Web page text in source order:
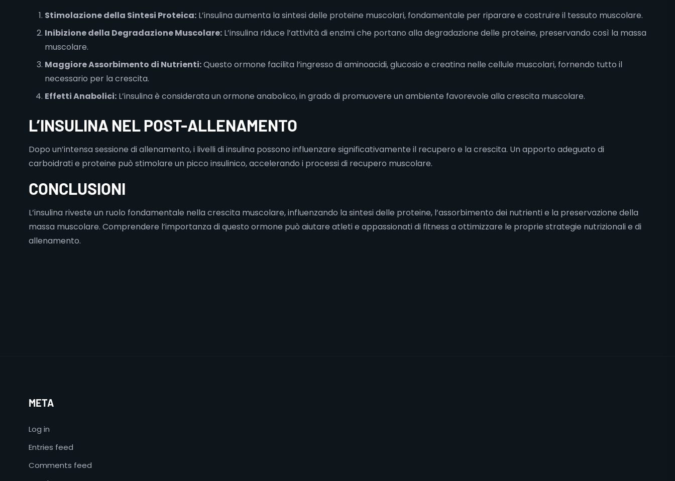
Stimolazione della Sintesi Proteica: L’insulina aumenta la sintesi delle proteine muscolari, fondamentale per riparare e costruire il tessuto muscolare.
Inibizione della Degradazione Muscolare: L’insulina riduce l’attività di enzimi che portano alla degradazione delle proteine, preservando così la massa
muscolare.
Maggiore Assorbimento di Nutrienti:Questo ormone facilita l’ingresso di aminoacidi, glucosio e creatina nelle cellule muscolari, fornendo tutto il
necessario per la crescita.
Effetti Anabolici: L’insulina è considerata un ormone anabolico, in grado di promuovere un ambiente favorevole alla crescita muscolare.
L’INSULINA NEL POST-ALLENAMENTO
Dopo un’intensa sessione di allenamento, i livelli di insulina possono influenzare significativamente il recupero e la crescita. Un apporto adeguato di
carboidrati e proteine può stimolare un picco insulinico, accelerando i processi di recupero muscolare.
CONCLUSIONI
L’insulina riveste un ruolo fondamentale nella crescita muscolare, influenzando la sintesi delle proteine, l’assorbimento dei nutrienti e la preservazione della
massa muscolare. Comprendere l’importanza di questo ormone può aiutare atleti e appassionati di fitness a ottimizzare le proprie strategie nutrizionali e di
allenamento.
META
Log in
Entries feed
Comments feed